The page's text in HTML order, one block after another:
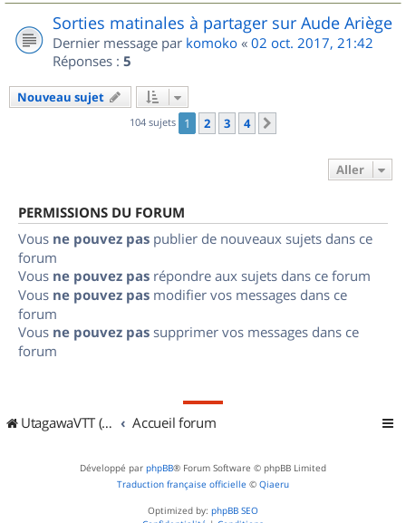
Sorties matinales à partager sur Aude Ariège
Dernier message par komoko « 02 oct. 2017, 21:42
Réponses : 5
Nouveau sujet
104 sujets 1 2 3 4
Aller
PERMISSIONS DU FORUM
Vous ne pouvez pas publier de nouveaux sujets dans ce
forum
Vous ne pouvez pas répondre aux sujets dans ce forum
Vous ne pouvez pas modifier vos messages dans ce
forum
Vous ne pouvez pas supprimer vos messages dans ce
forum
UtagawaVTT (Randos VTT et VTTAE avec traces GPS) Accueil forum
Développé par phpBB® Forum Software © phpBB Limited
Traduction française officielle © Qiaeru
Optimized by: phpBB SEO